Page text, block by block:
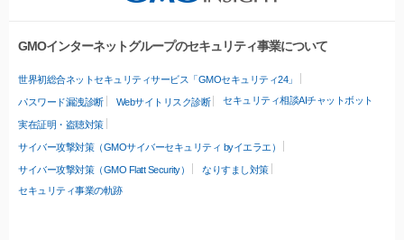
GMOインターネットグループのセキュリティ事業について
世界初総合ネットセキュリティサービス「GMOセキュリティ24」
パスワード漏洩診断 Webサイトリスク診断 セキュリティ相談AIチャットボット
実在証明・盗聴対策
サイバー攻撃対策（GMOサイバーセキュリティ byイエラエ）
サイバー攻撃対策（GMO Flatt Security）
なりすまし対策
セキュリティ事業の軌跡